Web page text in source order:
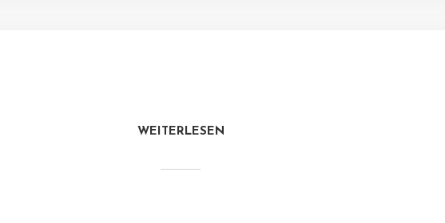
WEITERLESEN